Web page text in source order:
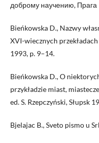
доброму научению, Прага
Bieńkowska D., Nazwy
XVI-wiecznych
1993, p. 9–14.
Bieńkowska D., O
przykładzie miast,
ed. S. Rzepczyński, Słupsk
Bjelajac B., Sveto pismo u